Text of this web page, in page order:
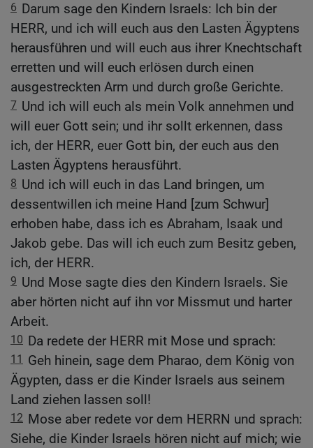
6 Darum sage den Kindern Israels: Ich bin der
HERR, und ich will euch aus den Lasten Ägyptens
herausführen und will euch aus ihrer Knechtschaft
erretten und will euch erlösen durch einen
ausgestreckten Arm und durch große Gerichte.
7 Und ich will euch als mein Volk annehmen und
will euer Gott sein; und ihr sollt erkennen, dass
ich, der HERR, euer Gott bin, der euch aus den
Lasten Ägyptens herausführt.
8 Und ich will euch in das Land bringen, um
dessentwillen ich meine Hand [zum Schwur]
erhoben habe, dass ich es Abraham, Isaak und
Jakob gebe. Das will ich euch zum Besitz geben,
ich, der HERR.
9 Und Mose sagte dies den Kindern Israels. Sie
aber hörten nicht auf ihn vor Missmut und harter
Arbeit.
10 Da redete der HERR mit Mose und sprach:
11
Geh hinein, sage dem Pharao, dem König von
Ägypten, dass er die Kinder Israels aus seinem
Land ziehen lassen soll!
12 Mose aber redete vor dem HERRN und sprach:
Siehe, die Kinder Israels hören nicht auf mich; wie